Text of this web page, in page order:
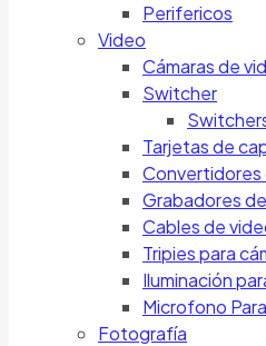
Perifericos
Video
Cámaras de
Switcher
Tarjetas de
Convertidores
Grabadores
Cables de
Tripies para
Iluminación
Microfono
Fotografía